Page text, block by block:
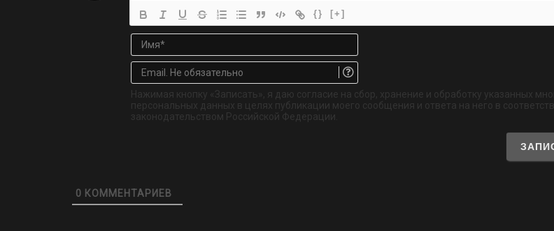
{} [+]
Имя*
Email.
обязательно
Нажимая кнопку «Записать», я даю согласие на сбор, хранение и обработку указанных
персональных данных в целях публикации моего сообщения и ответа на него в
законодательством Российской Федерации.
0 КОММЕНТАРИЕВ